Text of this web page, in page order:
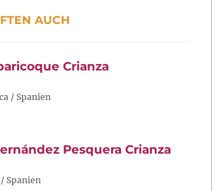
AUCH
Crianza
/ Spanien
Pesquera Crianza
Spanien